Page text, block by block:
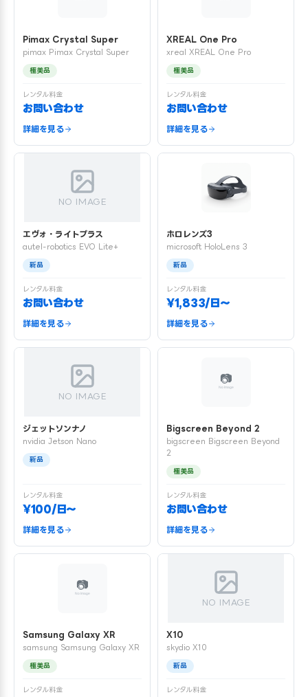
Pimax Crystal Super
pimax Pimax Crystal Super
極美品
レンタル料金
お問い合わせ
詳細を見る
XREAL One Pro
xreal XREAL One Pro
極美品
レンタル料金
お問い合わせ
詳細を見る
NO IMAGE
エヴォ・ライトプラス
autel-robotics EVO Lite+
新品
レンタル料金
お問い合わせ
詳細を見る
ホロレンズ3
microsoft HoloLens 3
新品
レンタル料金
¥1,833/日〜
詳細を見る
NO IMAGE
ジェットソンナノ
nvidia Jetson Nano
新品
レンタル料金
¥100/日〜
詳細を見る
Bigscreen Beyond 2
bigscreen Bigscreen Beyond
2
極美品
レンタル料金
お問い合わせ
詳細を見る
Samsung Galaxy XR
samsung Samsung Galaxy XR
極美品
レンタル料金
NO IMAGE
X10
skydio X10
新品
レンタル料金